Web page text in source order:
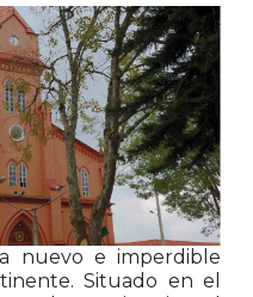
nuevo e imperdible
Situado en el